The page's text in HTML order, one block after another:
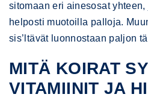
sitomaan eri ainesosat
helposti muotoilla palloja.
sis’ltävät luonnostaan paljon
MITÄ KOIRAT
VITAMIINIT JA